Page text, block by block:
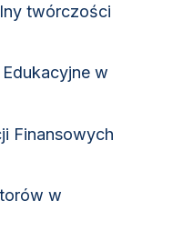
twórczości
w
Finansowych
w